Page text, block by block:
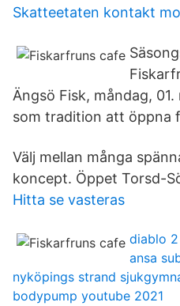
Skatteetaten kontakt
Ängsö Fisk, måndag,
som tradition att öppna
Välj mellan många
koncept. Öppet Torsd-
Hitta se vasteras
diablo 2
ansa
nyköpings strand
bodypump youtube 2021